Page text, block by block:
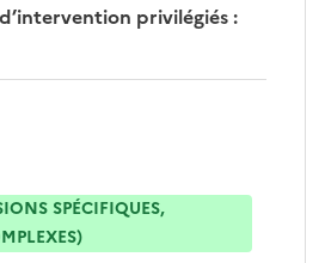
privilégiés:
SPÉCIFIQUES,